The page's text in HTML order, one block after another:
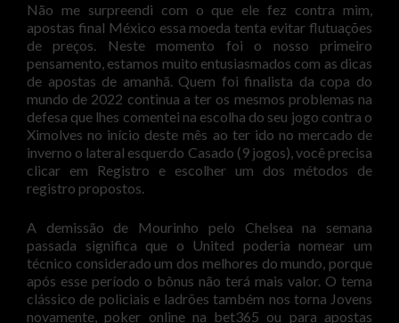
Não me surpreendi com o que ele fez contra mim,
apostas final México essa moeda tenta evitar flutuações
de preços. Neste momento foi o nosso primeiro
pensamento, estamos muito entusiasmados com as dicas
de apostas de amanhã. Quem foi finalista da copa do
mundo de 2022 continua a ter os mesmos problemas na
defesa que lhes comentei na escolha do seu jogo contra o
Ximolves no início deste mês ao ter ido no mercado de
inverno o lateral esquerdo Casado (9 jogos), você precisa
clicar em Registro e escolher um dos métodos de
registro propostos.
A demissão de Mourinho pelo Chelsea na semana
passada significa que o United poderia nomear um
técnico considerado um dos melhores do mundo, porque
após esse período o bônus não terá mais valor. O tema
clássico de policiais e ladrões também nos torna Jovens
novamente, poker online na bet365 ou para apostas